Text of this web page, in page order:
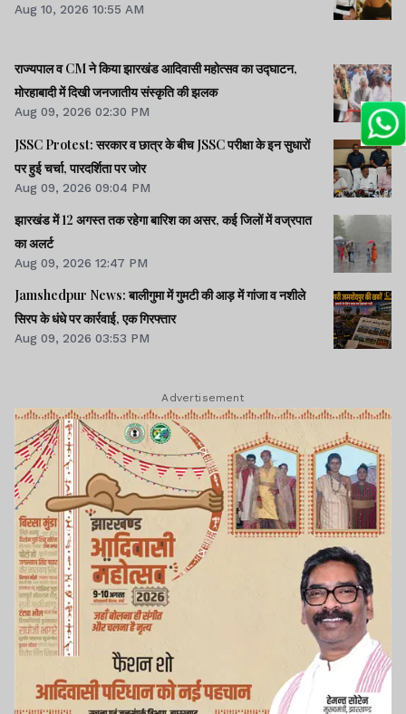
Aug 10, 2026 10:55 AM
राज्यपाल व CM ने किया झारखंड आदिवासी महोत्सव का उद्घाटन,
मोरहाबादी में दिखी जनजातीय संस्कृति की झलक
Aug 09, 2026 02:30 PM
JSSC Protest: सरकार व छात्र के बीच JSSC परीक्षा के इन सुधारों
पर हुई चर्चा, पारदर्शिता पर जोर
Aug 09, 2026 09:04 PM
झारखंड में 12 अगस्त तक रहेगा बारिश का असर, कई जिलों में वज्रपात
का अलर्ट
Aug 09, 2026 12:47 PM
Jamshedpur News: बालीगुमा में गुमटी की आड़ में गांजा व नशीले
सिरप के धंधे पर कार्रवाई, एक गिरफ्तार
Aug 09, 2026 03:53 PM
Advertisement